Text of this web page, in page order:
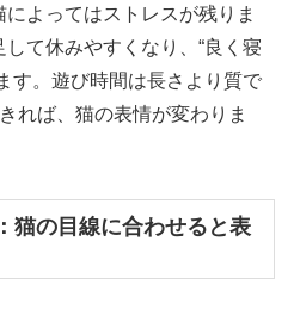
よってはストレスが残りま
て休みやすくなり、“良く寝
す。遊び時間は長さより質で
れば、猫の表情が変わりま
猫の目線に合わせると表